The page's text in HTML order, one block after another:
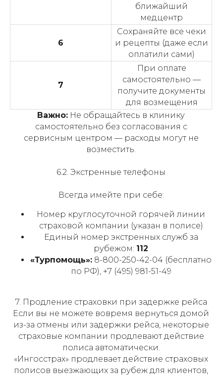
ближайший
медцентр
6
Сохраняйте все чеки
и рецепты (даже если
оплатили сами)
7
При оплате
самостоятельно —
получите документы
для возмещения
Важно: Не обращайтесь в клинику
самостоятельно без согласования с
сервисным центром — расходы могут не
возместить.
6.2. Экстренные телефоны
Всегда имейте при себе:
Номер круглосуточной горячей линии
страховой компании (указан в полисе)
Единый номер экстренных служб за
рубежом: 112
«Турпомощь»: 8-800-250-42-04 (бесплатно
по РФ), +7 (495) 981-51-49
7. Продление страховки при задержке рейса
Если вы не можете вовремя вернуться домой
из-за отмены или задержки рейса, некоторые
страховые компании продлевают действие
полиса автоматически.
«Ингосстрах» продлевает действие страховых
полисов выезжающих за рубеж для клиентов,